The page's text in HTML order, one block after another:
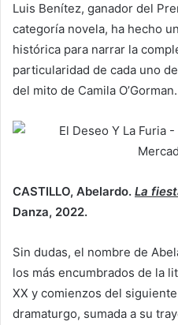
Luis Benítez, ganador del
categoría novela, ha hecho
histórica para narrar la
particularidad de cada uno
del mito de Camila O’Gorman.
CASTILLO, Abelardo. La
Danza, 2022.
Sin dudas, el nombre de
los más encumbrados de la
XX y comienzos del
dramaturgo, sumada a su